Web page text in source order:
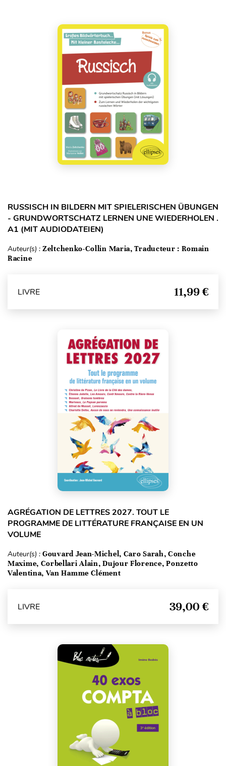
RUSSISCH IN BILDERN MIT SPIELERISCHEN ÜBUNGEN
- GRUNDWORTSCHATZ LERNEN UNE WIEDERHOLEN .
A1 (MIT AUDIODATEIEN)
Auteur(s) : Zeltchenko-Collin Maria, Traducteur : Romain
Racine
LIVRE 11,99 €
AGRÉGATION DE LETTRES 2027. TOUT LE
PROGRAMME DE LITTÉRATURE FRANÇAISE EN UN
VOLUME
Auteur(s) : Gouvard Jean-Michel, Caro Sarah, Conche
Maxime, Corbellari Alain, Dujour Florence, Ponzetto
Valentina, Van Hamme Clément
LIVRE 39,00 €